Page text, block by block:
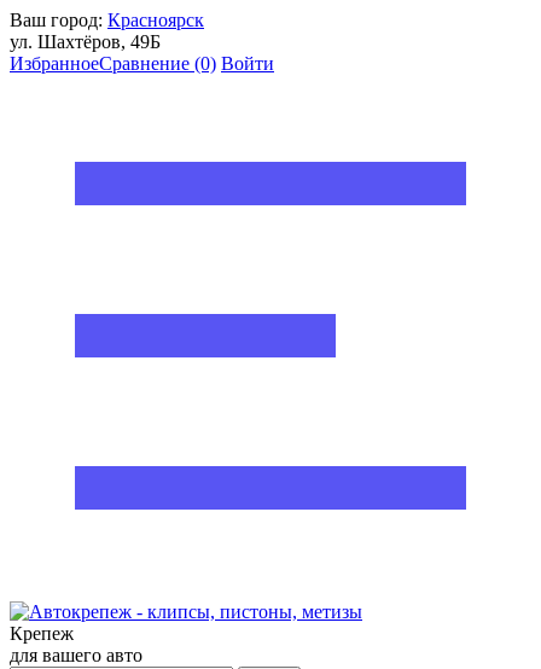
Ваш город: Красноярск
ул. Шахтёров, 49Б
ИзбранноеСравнение (0) Войти
Крепеж
для вашего авто